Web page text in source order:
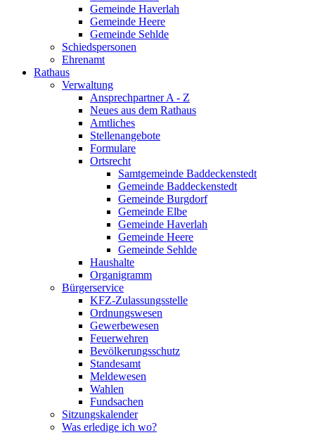
Gemeinde Haverlah
Gemeinde Heere
Gemeinde Sehlde
Schiedspersonen
Ehrenamt
Rathaus
Verwaltung
Ansprechpartner A - Z
Neues aus dem Rathaus
Amtliches
Stellenangebote
Formulare
Ortsrecht
Samtgemeinde Baddeckenstedt
Gemeinde Baddeckenstedt
Gemeinde Burgdorf
Gemeinde Elbe
Gemeinde Haverlah
Gemeinde Heere
Gemeinde Sehlde
Haushalte
Organigramm
Bürgerservice
KFZ-Zulassungsstelle
Ordnungswesen
Gewerbewesen
Feuerwehren
Bevölkerungsschutz
Standesamt
Meldewesen
Wahlen
Fundsachen
Sitzungskalender
Was erledige ich wo?